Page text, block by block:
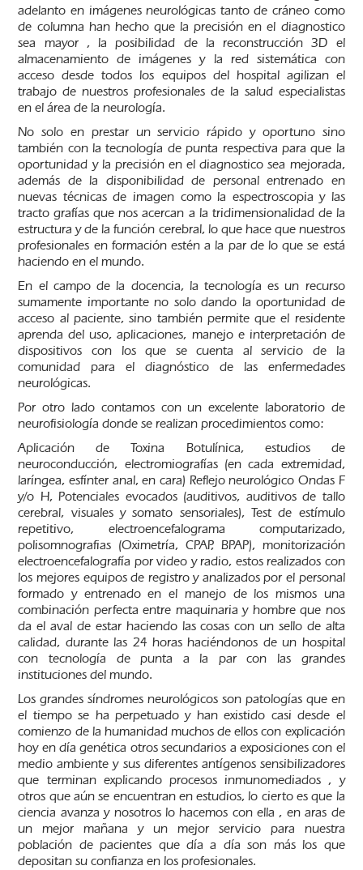
adelanto en imágenes neurológicas tanto de cráneo como
de columna han hecho que la precisión en el diagnostico
sea mayor , la posibilidad de la reconstrucción 3D el
almacenamiento de imágenes y la red sistemática con
acceso desde todos los equipos del hospital agilizan el
trabajo de nuestros profesionales de la salud especialistas
en el área de la neurología.
No solo en prestar un servicio rápido y oportuno sino
también con la tecnología de punta respectiva para que la
oportunidad y la precisión en el diagnostico sea mejorada,
además de la disponibilidad de personal entrenado en
nuevas técnicas de imagen como la espectroscopia y las
tracto grafías que nos acercan a la tridimensionalidad de la
estructura y de la función cerebral, lo que hace que nuestros
profesionales en formación estén a la par de lo que se está
haciendo en el mundo.
En el campo de la docencia, la tecnología es un recurso
sumamente importante no solo dando la oportunidad de
acceso al paciente, sino también permite que el residente
aprenda del uso, aplicaciones, manejo e interpretación de
dispositivos con los que se cuenta al servicio de la
comunidad para el diagnóstico de las enfermedades
neurológicas.
Por otro lado contamos con un excelente laboratorio de
neurofisiología donde se realizan procedimientos como:
Aplicación de Toxina Botulínica, estudios de
neuroconducción, electromiografías (en cada extremidad,
laríngea, esfínter anal, en cara) Reflejo neurológico Ondas F
y/o H, Potenciales evocados (auditivos, auditivos de tallo
cerebral, visuales y somato sensoriales), Test de estímulo
repetitivo, electroencefalograma computarizado,
polisomnografias (Oximetría, CPAP, BPAP), monitorización
electroencefalografía por video y radio, estos realizados con
los mejores equipos de registro y analizados por el personal
formado y entrenado en el manejo de los mismos una
combinación perfecta entre maquinaria y hombre que nos
da el aval de estar haciendo las cosas con un sello de alta
calidad, durante las 24 horas haciéndonos de un hospital
con tecnología de punta a la par con las grandes
instituciones del mundo.
Los grandes síndromes neurológicos son patologías que en
el tiempo se ha perpetuado y han existido casi desde el
comienzo de la humanidad muchos de ellos con explicación
hoy en día genética otros secundarios a exposiciones con el
medio ambiente y sus diferentes antígenos sensibilizadores
que terminan explicando procesos inmunomediados , y
otros que aún se encuentran en estudios, lo cierto es que la
ciencia avanza y nosotros lo hacemos con ella , en aras de
un mejor mañana y un mejor servicio para nuestra
población de pacientes que día a día son más los que
depositan su confianza en los profesionales.